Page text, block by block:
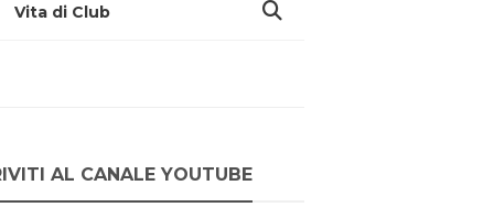
Vita di Club
AL CANALE YOUTUBE